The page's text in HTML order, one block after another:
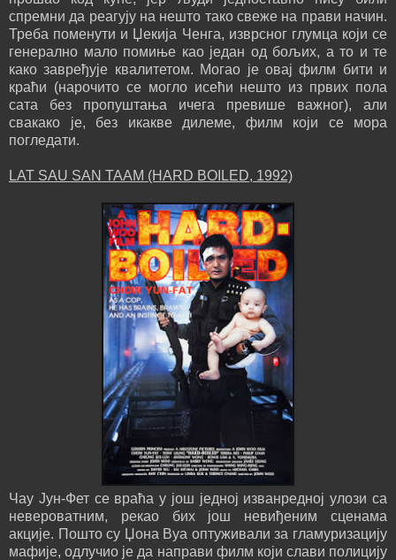
спремни да реагују на нешто тако свеже на прави начин.
Треба поменути и Џекија Ченга, изврсног глумца који се
генерално мало помиње као један од бољих, а то и те
како завређује квалитетом. Могао је овај филм бити и
краћи (нарочито се могло исећи нешто из првих пола
сата без пропуштања ичега превише важног), али
свакако је, без икакве дилеме, филм који се мора
погледати.
LAT SAU SAN TAAM (HARD BOILED, 1992)
Чау Јун-Фет се враћа у још једној изванредној улози са
невероватним, рекао бих још невиђеним сценама
акције. Пошто су Џона Вуа оптуживали за гламуризацију
мафије, одлучио је да направи филм који слави полицију